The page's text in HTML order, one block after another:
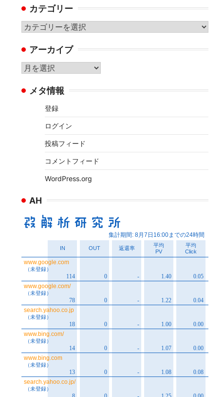
カテゴリー
カ
ゴ
リ
ー
アーカイブ
ア
カ メタ情報
登録
ログイン
投稿フィード
コメントフィード
WordPress.org
AH